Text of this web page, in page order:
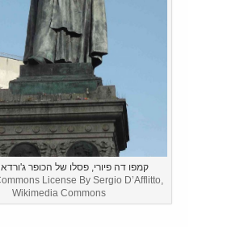
קמפו דה פיורי, פסלו של הכופר
License By Sergio D’Afflitto,
Wikimedia Commons